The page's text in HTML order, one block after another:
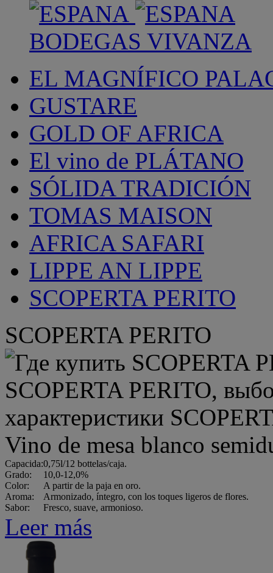
BODEGAS VIVANZA
EL MAGNÍFICO
GUSTARE
GOLD OF AFRICA
El vino de PLÁTANO
SÓLIDA TRADICIÓN
TOMAS MAISON
AFRICA SAFARI
LIPPE AN LIPPE
SCOPERTA PERITO
SCOPERTA PERITO
Vino de mesa blanco
Capacida:0,75l/12 bottelas/caja.
Grado:
10,0-12,0%
Color:
A partir de la paja en oro.
Aroma:
Armonizado, íntegro, con los toques ligeros de flores.
Sabor:
Fresco, suave, armonioso.
Leer más